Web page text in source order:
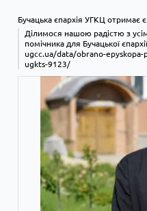
Бучацька єпархія УГКЦ отримає
Ділимося нашою радістю з
помічника для Бучацької
ugcc.ua/data/obrano-
ugkts-9123/